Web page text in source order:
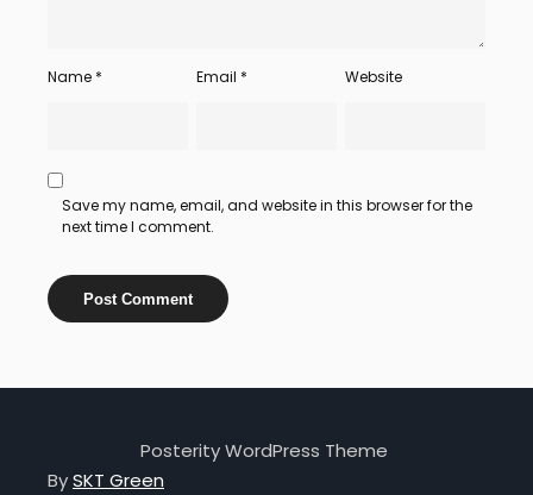
Name * Email * Website
Save my name, email, and website in this browser for the
next time I comment.
Posterity WordPress Theme
BySKT Green